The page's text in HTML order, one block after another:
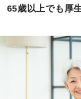
65歳以上でも厚